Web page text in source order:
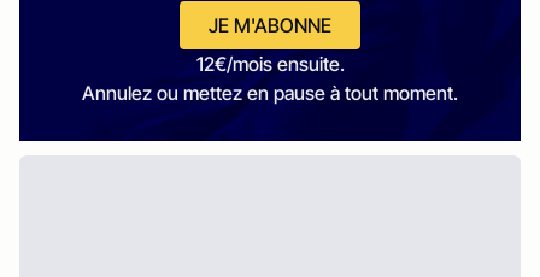
JE M'ABONNE
12€/mois ensuite.
Annulez ou mettez en pause à tout moment.